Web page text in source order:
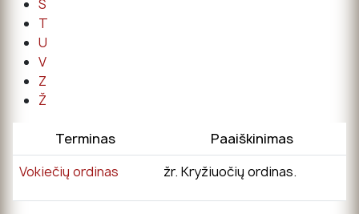
Š
T
U
V
Z
Ž
Terminas
Paaiškinimas
Vokiečių ordinas
žr. Kryžiuočių ordinas.